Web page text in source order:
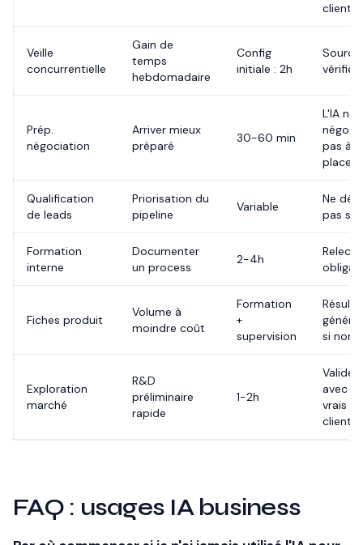
clients
Veille
concurrentielle
Gain de
temps
hebdomadaire
Config
initiale : 2h
vérifier
Prép.
négociation
Arriver mieux
préparé
30-60 min
L'IA ne
pas à
place
Qualification
de leads
Priorisation du
pipeline
Variable
Ne
pas
Formation
interne
Documenter
un process
2-4h
Fiches produit
Volume à
moindre coût
Formation
+
supervision
si non
Exploration
marché
R&D
préliminaire
rapide
1-2h
Valider
avec
vrais
clients
FAQ : usages IA business